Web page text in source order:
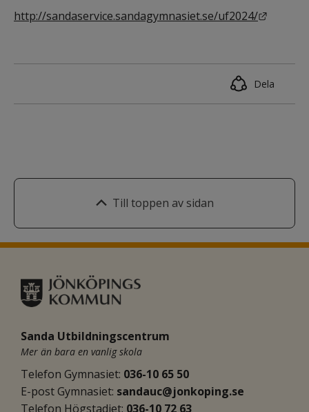
http://sandaservice.sandagymnasiet.se/uf2024/
Dela
Till toppen av sidan
Sanda Utbildningscentrum
Mer än bara en vanlig skola
Telefon Gymnasiet: 036-10 65 50
E-post Gymnasiet: sandauc@jonkoping.se
Telefon Högstadiet: 036-10 72 63